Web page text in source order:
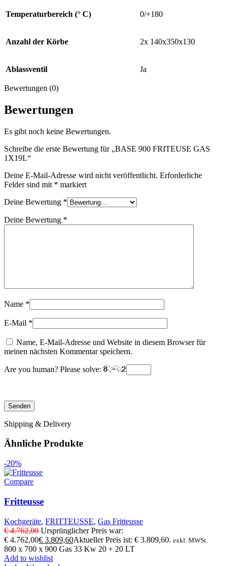
Temperaturbereich (° C) 0/+180
Anzahl der Körbe 2x 140x350x130
Ablassventil Ja
Bewertungen (0)
Bewertungen
Es gibt noch keine Bewertungen.
Schreibe die erste Bewertung für „BASE 900 FRITEUSE GAS
1X19L“
Deine E-Mail-Adresse wird nicht veröffentlicht. Erforderliche
Felder sind mit * markiert
Deine Bewertung *
Deine Bewertung *
Name *
E-Mail *
Name, E-Mail-Adresse und Website in diesem Browser für
meinen nächsten Kommentar speichern.
Are you human? Please solve:
Shipping & Delivery
Ähnliche Produkte
-20%
Compare
Fritteusse
Kochgeräte, FRITTEUSSE, Gas Fritteusse
€4.762,00 Ursprünglicher Preis war:
€ 4.762,00€ 3.809,60Aktueller Preis ist: € 3.809,60. exkl. MWSt.
800 x 700 x 900 Gas 33 Kw 20 + 20 LT
Add to wishlist